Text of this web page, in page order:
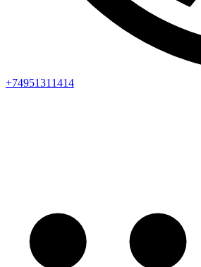
+74951311414